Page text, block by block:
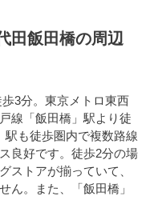
田飯田橋の周辺
3分。東京メトロ東西
線「飯田橋」駅より徒
駅も徒歩圏内で複数路線
良好です。徒歩2分の場
ストアが揃っていて、
ん。また、「飯田橋」